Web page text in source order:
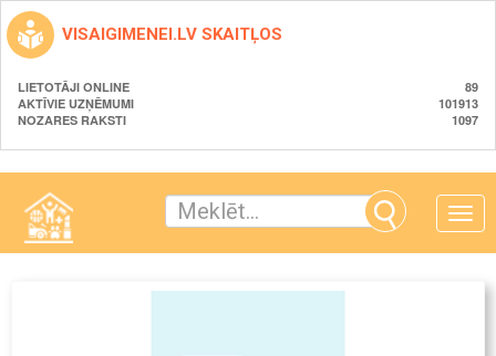
VISAIGIMENEI.LV SKAITĻOS
LIETOTĀJI ONLINE
89
AKTĪVIE UZŅĒMUMI
101913
NOZARES RAKSTI
1097
Toggle